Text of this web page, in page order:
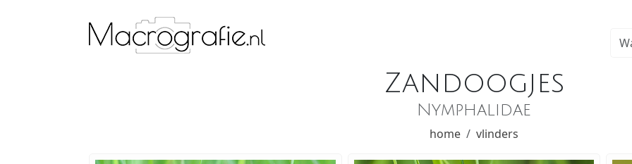
Zandoogjes
Nymphalidae
home vlinders